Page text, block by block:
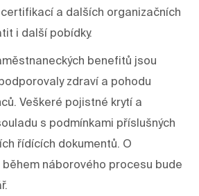
a dalších organizačních
i další pobídky.
benefitů jsou
zdraví a pohodu
Veškeré pojistné krytí a
s podmínkami příslušných
řídících dokumentů. O
náborového procesu bude